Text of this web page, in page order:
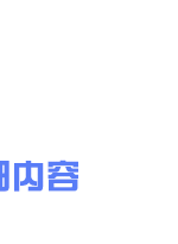
以相关部门最终审定